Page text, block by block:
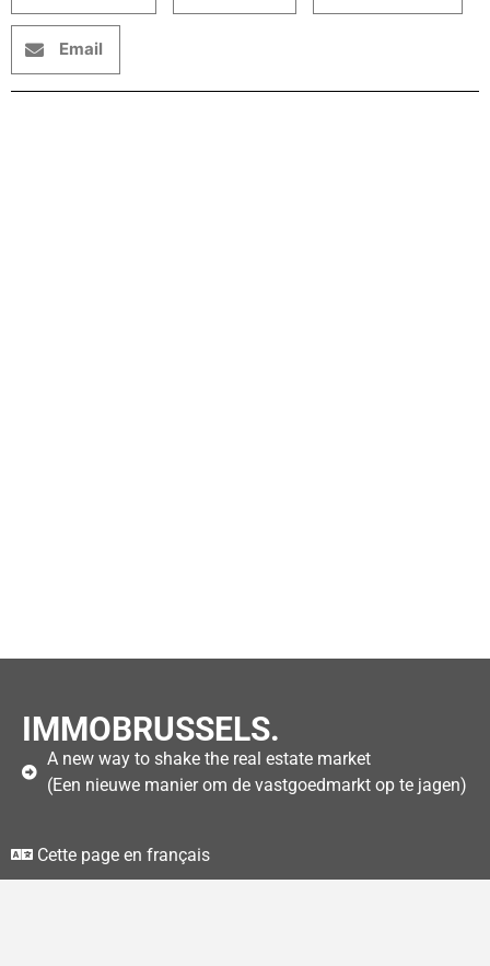
Email
IMMOBRUSSELS.
A new way to shake the real estate market
(Een nieuwe manier om de vastgoedmarkt op te jagen)
Cette page en français